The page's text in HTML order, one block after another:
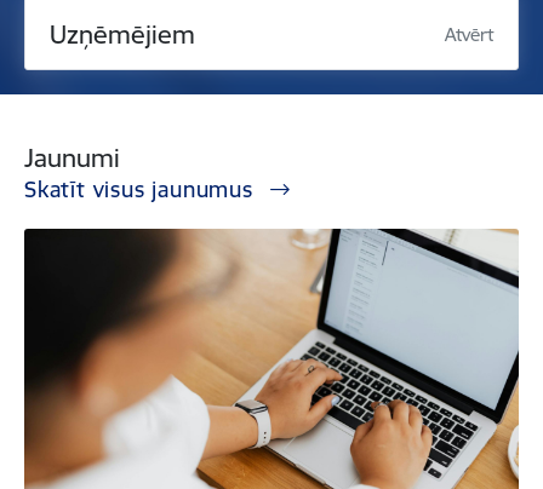
Uzņēmējiem Atvērt
Jaunumi
Skatīt visus jaunumus